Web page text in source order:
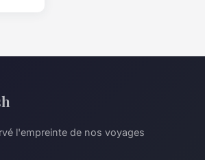
l'empreinte de nos voyages